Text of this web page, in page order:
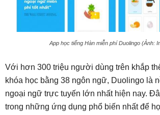
App học tiếng Hàn miễn phí Duolingo (Ảnh:
Với hơn 300 triệu người dùng trên khắp
khóa học bằng 38 ngôn ngữ, Duolingo là
ngoại ngữ trực tuyến lớn nhất hiện nay.
trong những ứng dụng phổ biến nhất để